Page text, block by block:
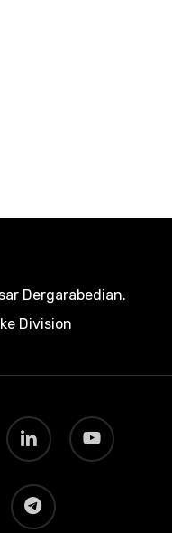
Dergarabedian.
Division
linkedin youtube
telegram